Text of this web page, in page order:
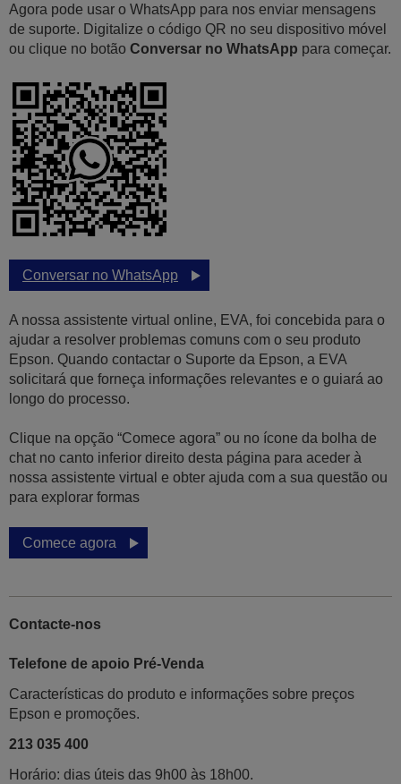
Agora pode usar o WhatsApp para nos enviar mensagens
de suporte. Digitalize o código QR no seu dispositivo móvel
ou clique no botão Conversar no WhatsApp para começar.
Conversar no WhatsApp
A nossa assistente virtual online, EVA, foi concebida para o
ajudar a resolver problemas comuns com o seu produto
Epson. Quando contactar o Suporte da Epson, a EVA
solicitará que forneça informações relevantes e o guiará ao
longo do processo.
Clique na opção “Comece agora” ou no ícone da bolha de
chat no canto inferior direito desta página para aceder à
nossa assistente virtual e obter ajuda com a sua questão ou
para explorar formas
Comece agora
Contacte-nos
Telefone de apoio Pré-Venda
Características do produto e informações sobre preços
Epson e promoções.
213 035 400
Horário: dias úteis das 9h00 às 18h00.